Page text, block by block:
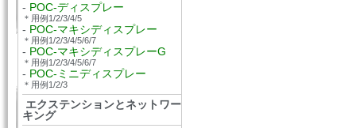
- POC-ディスプレー
＊用例1/2/3/4/5
- POC-マキシディスプレー
＊用例1/2/3/4/5/6/7
- POC-マキシディスプレーG
＊用例1/2/3/4/5/6/7
- POC-ミニディスプレー
＊用例1/2/3
エクステンションとネットワー
キング